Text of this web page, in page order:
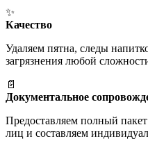
✨
Качество
Удаляем пятна, следы
загрязнения любой
📄
Документальное
Предоставляем полный
лиц и составляем